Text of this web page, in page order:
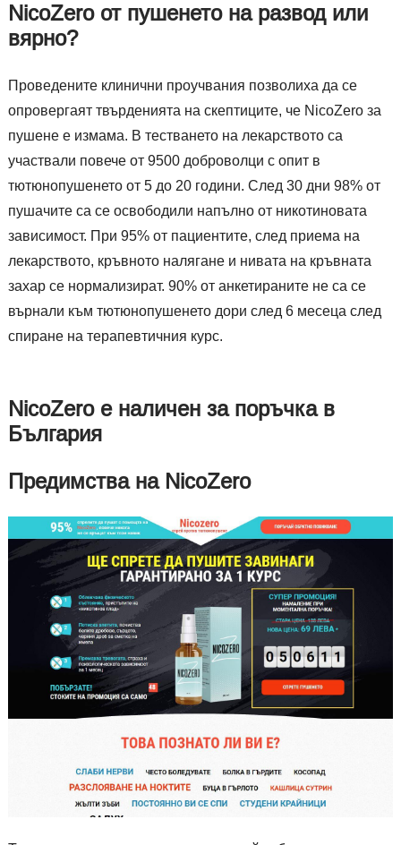
NicoZero от пушенето на развод или
вярно?
Проведените клинични проучвания позволиха да се
опровергаят твърденията на скептиците, че NicoZero за
пушене е измама. В тестването на лекарството са
участвали повече от 9500 доброволци с опит в
тютюнопушенето от 5 до 20 години. След 30 дни 98% от
пушачите са се освободили напълно от никотиновата
зависимост. При 95% от пациентите, след приема на
лекарството, кръвното налягане и нивата на кръвната
захар се нормализират. 90% от анкетираните не са се
върнали към тютюнопушенето дори след 6 месеца след
спиране на терапевтичния курс.
NicoZero е наличен за поръчка в
България
Предимства на NicoZero